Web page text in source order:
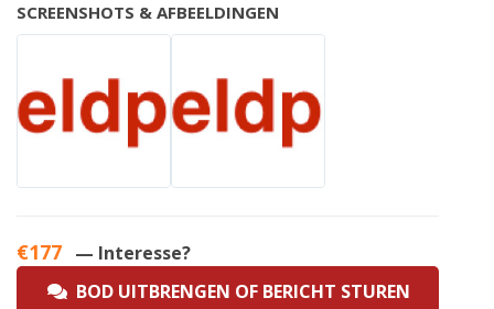
SCREENSHOTS & AFBEELDINGEN
€177 — Interesse?
BOD UITBRENGEN OF BERICHT STUREN